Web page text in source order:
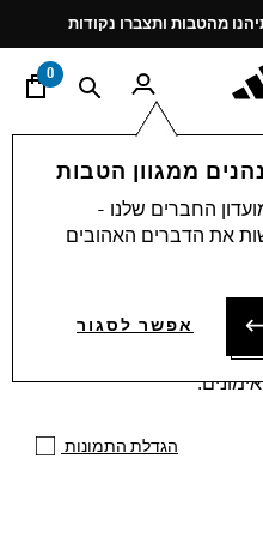
מהטבות ותצברו נקודות
0
החברים שלנו -
את הדברים האהובים
אפשר לסגור
·
אפור + אדום
עם המדים הרשמיים -
הגדלת התמונות